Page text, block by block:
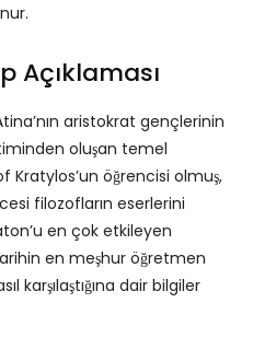
Açıklaması
aristokrat gençlerinin
oluşan temel
Kratylos’un öğrencisi olmuş,
filozofların eserlerini
en çok etkileyen
en meşhur öğretmen
karşılaştığına dair bilgiler